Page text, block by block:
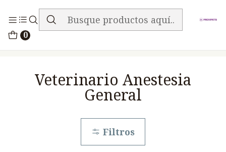
0
ENVIO GRATIS EN TODA LA TIENDA
Veterinario Anestesia
General
Filtros